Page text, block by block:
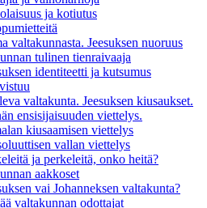
ja kotiutus
valtakunnasta. Jeesuksen nuoruus
tulinen tienraivaaja
identiteetti ja kutsumus
valtakunta. Jeesuksen kiusaukset.
ensisijaisuuden viettelys.
kiusaamisen viettelys
vallan viettelys
ja perkeleitä, onko heitä?
aakkoset
vai Johanneksen valtakunta?
valtakunnan odottajat